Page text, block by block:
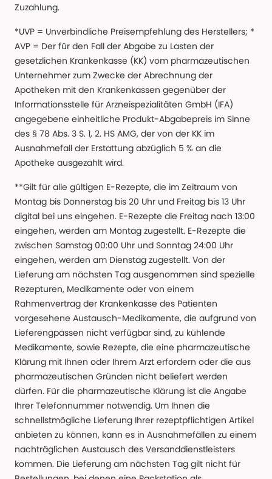
Zuzahlung.
*UVP = Unverbindliche Preisempfehlung des Herstellers; *
AVP = Der für den Fall der Abgabe zu Lasten der
gesetzlichen Krankenkasse (KK) vom pharmazeutischen
Unternehmer zum Zwecke der Abrechnung der
Apotheken mit den Krankenkassen gegenüber der
Informationsstelle für Arzneispezialitäten GmbH (IFA)
angegebene einheitliche Produkt-Abgabepreis im Sinne
des § 78 Abs. 3 S. 1, 2. HS AMG, der von der KK im
Ausnahmefall der Erstattung abzüglich 5 % an die
Apotheke ausgezahlt wird.
**Gilt für alle gültigen E-Rezepte, die im Zeitraum von
Montag bis Donnerstag bis 20 Uhr und Freitag bis 13 Uhr
digital bei uns eingehen. E-Rezepte die Freitag nach 13:00
eingehen, werden am Montag zugestellt. E-Rezepte die
zwischen Samstag 00:00 Uhr und Sonntag 24:00 Uhr
eingehen, werden am Dienstag zugestellt. Von der
Lieferung am nächsten Tag ausgenommen sind spezielle
Rezepturen, Medikamente oder von einem
Rahmenvertrag der Krankenkasse des Patienten
vorgesehene Austausch-Medikamente, die aufgrund von
Lieferengpässen nicht verfügbar sind, zu kühlende
Medikamente, sowie Rezepte, die eine pharmazeutische
Klärung mit Ihnen oder Ihrem Arzt erfordern oder die aus
pharmazeutischen Gründen nicht beliefert werden
dürfen. Für die pharmazeutische Klärung ist die Angabe
Ihrer Telefonnummer notwendig. Um Ihnen die
schnellstmögliche Lieferung Ihrer rezeptpflichtigen Artikel
anbieten zu können, kann es in Ausnahmefällen zu einem
nachträglichen Austausch des Versanddienstleisters
kommen. Die Lieferung am nächsten Tag gilt nicht für